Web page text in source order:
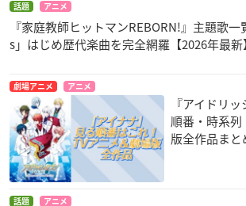
話題 アニメ
『家庭教師ヒットマンREBORN!』主題歌
s」はじめ歴代楽曲を完全網羅【2026年最新】
劇場アニメ アニメ
『アイドリ
順番・時系
版全作品まと
話題 アニメ